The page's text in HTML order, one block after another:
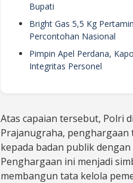
Bupati
Bright Gas 5,5 Kg
Percontohan Nasional
Pimpin Apel Perdana,
Integritas Personel
Atas capaian tersebut, Polri
Prajanugraha,
kepada badan publik
Penghargaan ini menjadi
membangun tata kelola